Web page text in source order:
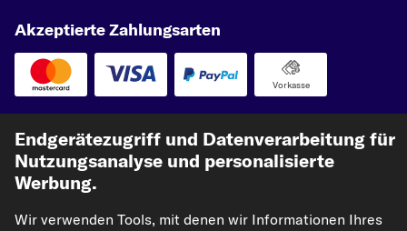
Akzeptierte Zahlungsarten
Vorkasse
Endgerätezugriff und Datenverarbeitung für
Nutzungsanalyse und personalisierte
Werbung.
Wir verwenden Tools, mit denen wir Informationen Ihres